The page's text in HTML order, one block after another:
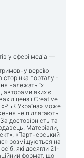
у сфері медіа —
версію
сторінка порталу -
належать їх
авторами яких є
ліцензії Creative
Україна» може
не підлягають
достовірність та
Матеріали,
«Партнерський
розміщуються на
які досягли 21-
формат, що